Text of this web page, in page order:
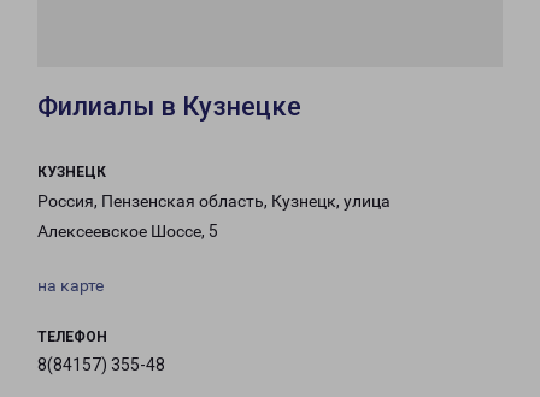
Филиалы в Кузнецке
КУЗНЕЦК
Россия, Пензенская область, Кузнецк, улица
Алексеевское Шоссе, 5
на карте
ТЕЛЕФОН
8(84157) 355-48